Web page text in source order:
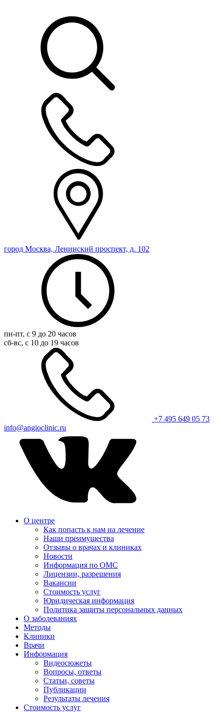
город Москва, Ленинский проспект, д. 102
пн-пт, с 9 до 20 часов
сб-вс, с 10 до 19 часов
+7 495 649 05 73
info@angioclinic.ru
О центре
Как попасть к нам на лечение
Наши преимущества
Отзывы о врачах и клиниках
Новости
Информация по ОМС
Лицензии, разрешения
Вакансии
Стоимость услуг
Юридическая информация
Политика защиты персональных данных
О заболеваниях
Методы
Клиники
Врачи
Информация
Видеосюжеты
Вопросы, ответы
Статьи, советы
Публикации
Результаты лечения
Стоимость услуг